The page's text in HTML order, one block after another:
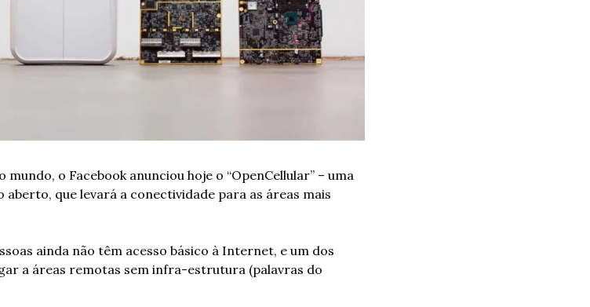
o Facebook anunciou hoje o “OpenCellular” – uma
que levará a conectividade para as áreas mais
ainda não têm acesso básico à Internet, e um dos
a áreas remotas sem infra-estrutura (palavras do